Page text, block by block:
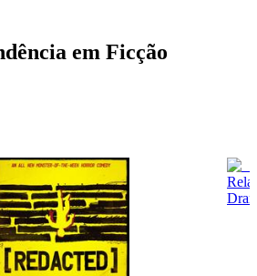
em Ficção